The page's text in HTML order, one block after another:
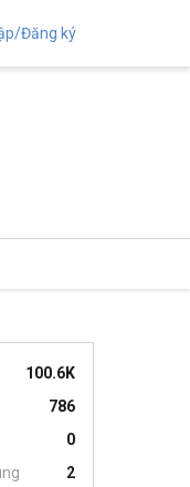
Đăng ký
100.6K
786
0
2